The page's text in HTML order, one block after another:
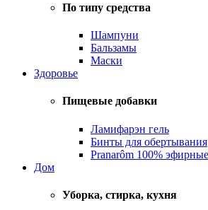
По типу средства
Шампуни
Бальзамы
Маски
Здоровье
Пищевые добавки
Ламифарэн гель
Бинты для обертывания
Pranarôm 100%
Дом
Уборка, стирка, кухня